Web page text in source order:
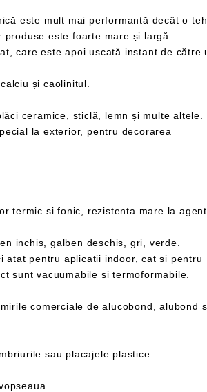
obișnuită de printare digitală. Atât calitatea sa net superioară, cât și versarilitatea sa pe imprimarea diferitelor produse este foarte mare și largă
carbonatul de calciu și caolinitul.
Se poate folosi pe o gamă largă de materiale, astfel încât se poate imprima pe plastic, metal, hârtie, carton, plăci ceramice, sticlă, lemn și multe altele.
– Gama de culori disponibile in permanenta in stoc: rosu, albastru inchis, albastru deschis, negru, galben inchis, galben deschis, gri, verde.
aplicatii outdoor, datorita proprietatii materialului de a fi un bun izolator termic si fonic. Placile din PVC compact sunt vacuumabile si termoformabile.
– Este un material cu două fete din aluminiu si un miez din polietilena ce inlocuieste cu succes tabla, lambriurile sau placajele plastice.